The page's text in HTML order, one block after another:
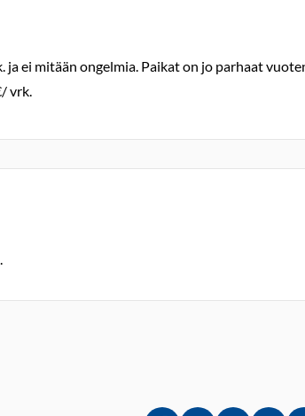
ei mitään ongelmia. Paikat on jo parhaat
vrk.
.